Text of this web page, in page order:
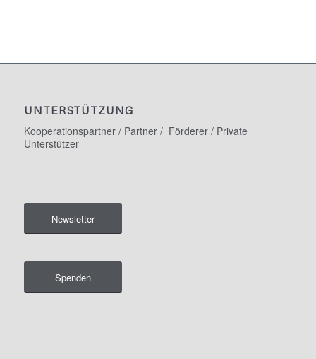
UNTERSTÜTZUNG
Kooperationspartner / Partner / Förderer / Private
Unterstützer
Newsletter
Spenden